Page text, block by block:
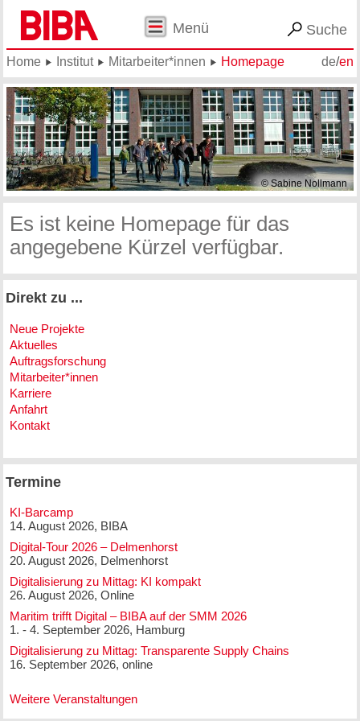
Menü Suche
de/en
Home Institut Mitarbeiter*innen Homepage
© Sabine Nollmann
Es ist keine Homepage für das
angegebene Kürzel verfügbar.
Direkt zu ...
Neue Projekte
Aktuelles
Auftragsforschung
Mitarbeiter*innen
Karriere
Anfahrt
Kontakt
Termine
KI-Barcamp
14. August 2026, BIBA
Digital-Tour 2026 – Delmenhorst
20. August 2026, Delmenhorst
Digitalisierung zu Mittag: KI kompakt
26. August 2026, Online
Maritim trifft Digital – BIBA auf der SMM 2026
1. - 4. September 2026, Hamburg
Digitalisierung zu Mittag: Transparente Supply Chains
16. September 2026, online
Weitere Veranstaltungen